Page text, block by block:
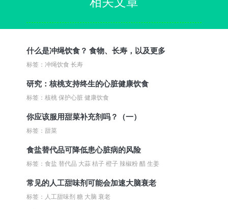
什么是冲绳饮食？ 食物、长寿，以及更多
标签：冲绳饮食 长寿
研究：核桃支持终生的心脏健康饮食
标签：核桃 保护心脏 健康饮食
你应该服用甜菜补充剂吗？（一）
标签：甜菜
食盐替代品可降低患心脏病的风险
标签：食盐 替代品 大蒜 桔子 橙子 辣椒粉 醋 生姜
常见的人工甜味剂可能会加速大脑衰老
标签：人工甜味剂 糖 大脑 衰老